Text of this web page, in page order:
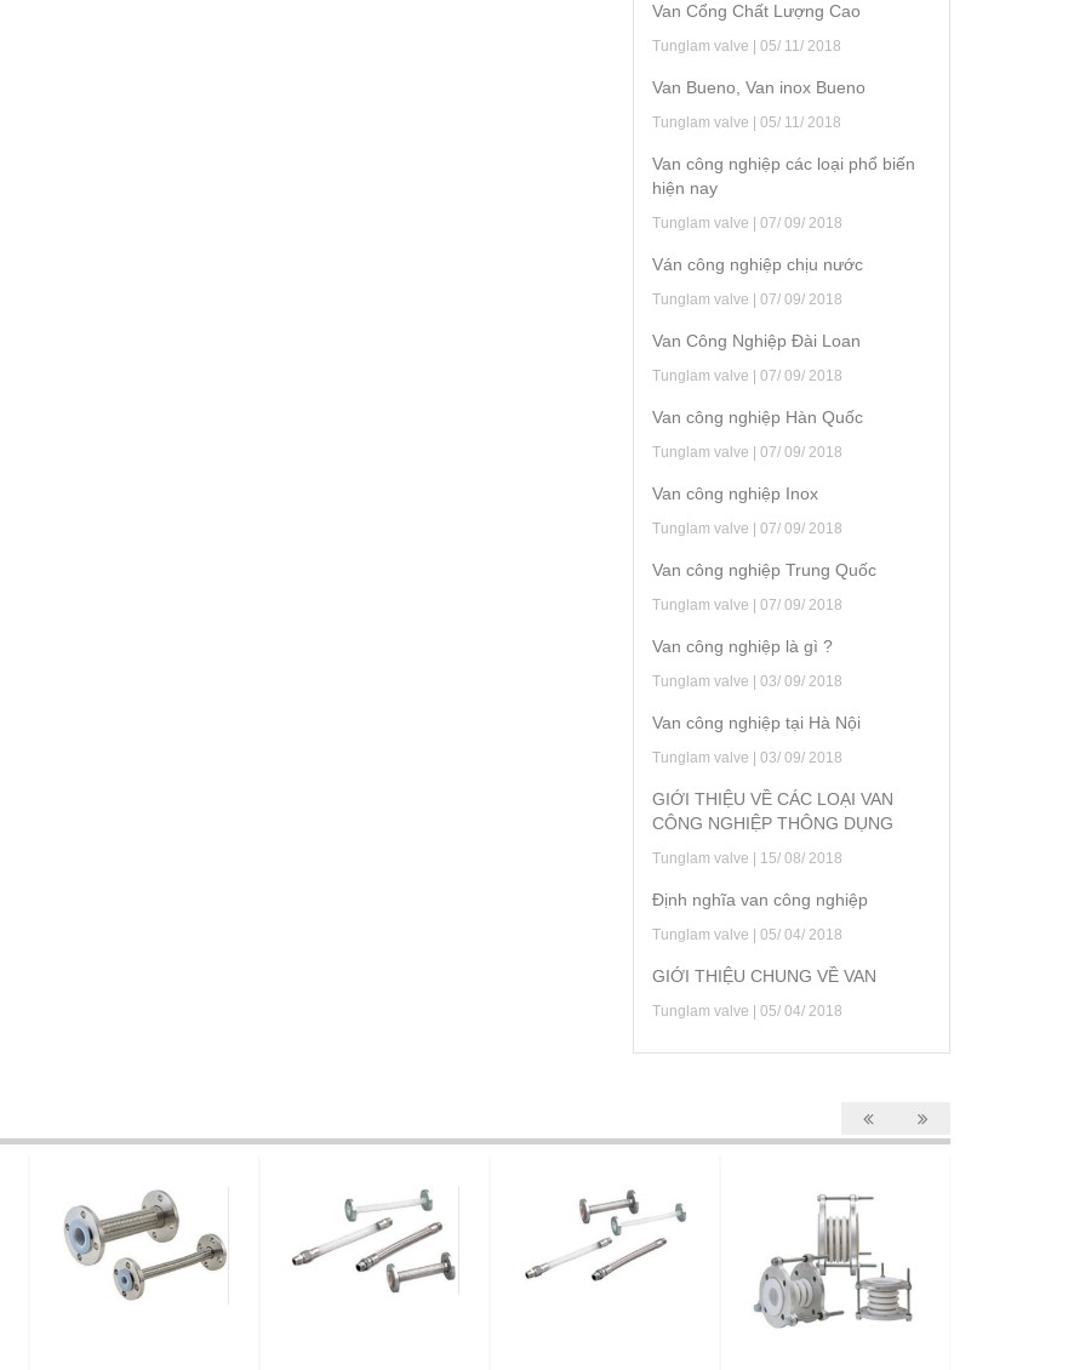
Van Cổng Chất Lượng Cao
Tunglam valve | 05/ 11/ 2018
Van Bueno, Van inox Bueno
Tunglam valve | 05/ 11/ 2018
Van công nghiệp các loại phổ biến
hiện nay
Tunglam valve | 07/ 09/ 2018
Ván công nghiệp chịu nước
Tunglam valve | 07/ 09/ 2018
Van Công Nghiệp Đài Loan
Tunglam valve | 07/ 09/ 2018
Van công nghiệp Hàn Quốc
Tunglam valve | 07/ 09/ 2018
Van công nghiệp Inox
Tunglam valve | 07/ 09/ 2018
Van công nghiệp Trung Quốc
Tunglam valve | 07/ 09/ 2018
Van công nghiệp là gì ?
Tunglam valve | 03/ 09/ 2018
Van công nghiệp tại Hà Nội
Tunglam valve | 03/ 09/ 2018
GIỚI THIỆU VỀ CÁC LOẠI VAN
CÔNG NGHIỆP THÔNG DỤNG
Tunglam valve | 15/ 08/ 2018
Định nghĩa van công nghiệp
Tunglam valve | 05/ 04/ 2018
GIỚI THIỆU CHUNG VỀ VAN
Tunglam valve | 05/ 04/ 2018